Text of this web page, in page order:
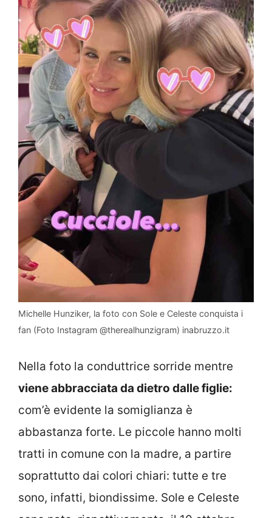
Michelle Hunziker, la foto con Sole e Celeste conquista i
fan (Foto Instagram @therealhunzigram) inabruzzo.it
Nella foto la conduttrice sorride mentre
viene abbracciata da dietro dalle figlie:
com’è evidente la somiglianza è
abbastanza forte. Le piccole hanno molti
tratti in comune con la madre, a partire
soprattutto dai colori chiari: tutte e tre
sono, infatti, biondissime. Sole e Celeste